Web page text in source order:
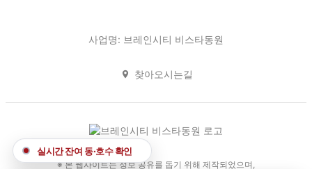
사업명: 브레인시티 비스타동원
찾아오시는길
※ 본 웹사이트는 정보 공유를 돕기 위해 제작되었으며,
실시간 잔여 동·호수 확인